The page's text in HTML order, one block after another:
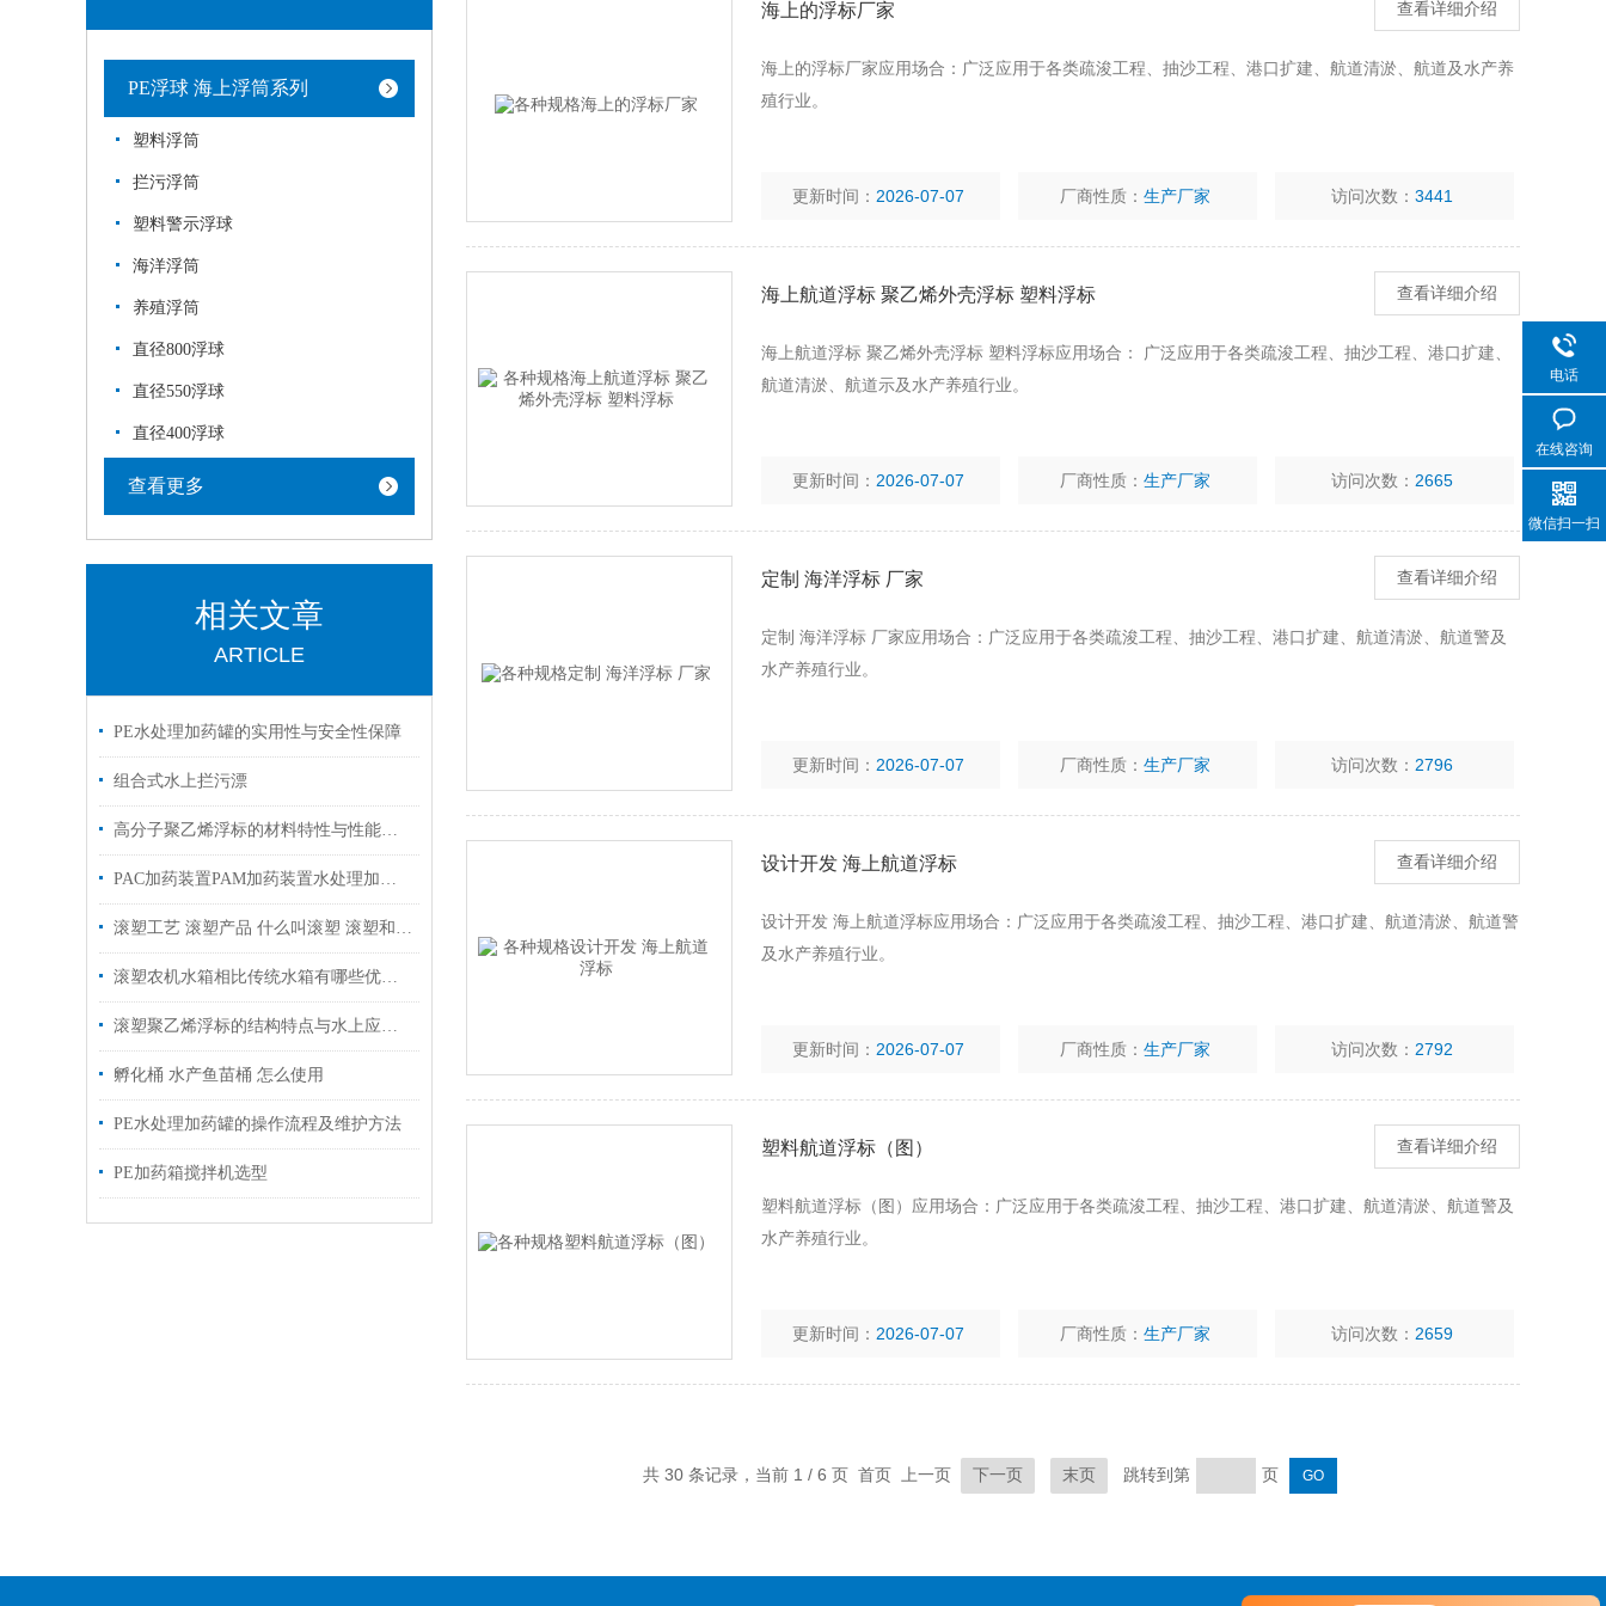
PE浮球 海上浮筒系列
塑料浮筒
拦污浮筒
塑料警示浮球
海洋浮筒
养殖浮筒
直径800浮球
直径550浮球
直径400浮球
查看更多
相关文章
ARTICLE
PE水处理加药罐的实用性与安全性保障
组合式水上拦污漂
高分子聚乙烯浮标的材料特性与性能分析
PAC加药装置PAM加药装置水处理加药装置污水加药装置
滚塑工艺 滚塑产品 什么叫滚塑 滚塑和吹塑的差别
滚塑农机水箱相比传统水箱有哪些优势？
滚塑聚乙烯浮标的结构特点与水上应用优势
孵化桶 水产鱼苗桶 怎么使用
PE水处理加药罐的操作流程及维护方法
PE加药箱搅拌机选型
海上的浮标厂家 查看详细介绍
海上的浮标厂家应用场合：广泛应用于各类疏浚工程、抽沙工程、港口扩建、航道清淤、航道及水产养
殖行业。
更新时间： 2026-07-07 厂商性质：生产厂家 访问次数：3441
海上航道浮标 聚乙烯外壳浮标 塑料浮标 查看详细介绍
海上航道浮标 聚乙烯外壳浮标 塑料浮标应用场合： 广泛应用于各类疏浚工程、抽沙工程、港口扩建、
航道清淤、航道示及水产养殖行业。
更新时间： 2026-07-07 厂商性质：生产厂家 访问次数： 2665
定制 海洋浮标 厂家 查看详细介绍
定制 海洋浮标 厂家应用场合：广泛应用于各类疏浚工程、抽沙工程、港口扩建、航道清淤、航道警及
水产养殖行业。
更新时间： 2026-07-07 厂商性质：生产厂家 访问次数： 2796
设计开发 海上航道浮标 查看详细介绍
设计开发 海上航道浮标应用场合：广泛应用于各类疏浚工程、抽沙工程、港口扩建、航道清淤、航道警
及水产养殖行业。
更新时间： 2026-07-07 厂商性质：生产厂家 访问次数： 2792
塑料航道浮标（图） 查看详细介绍
塑料航道浮标（图）应用场合：广泛应用于各类疏浚工程、抽沙工程、港口扩建、航道清淤、航道警及
水产养殖行业。
更新时间： 2026-07-07 厂商性质：生产厂家 访问次数： 2659
共 30 条记录，当前 1 / 6 页 首页 上一页 下一页 末页 跳转到第 页
电话
在线咨询
微信扫一扫